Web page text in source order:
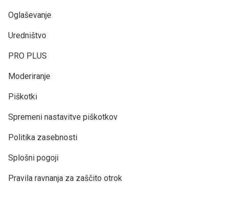
Oglaševanje
Uredništvo
PRO PLUS
Moderiranje
Piškotki
Spremeni nastavitve piškotkov
Politika zasebnosti
Splošni pogoji
Pravila ravnanja za zaščito otrok